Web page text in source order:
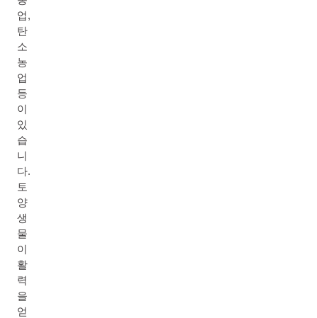
업,
탄
소
농
업
등
이
있
습
니
다.
토
양
생
물
이
활
력
을
얻